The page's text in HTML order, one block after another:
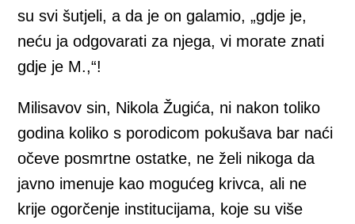
su svi šutjeli, a da je on galamio, „gdje je,
neću ja odgovarati za njega, vi morate znati
gdje je M.,“!
Milisavov sin, Nikola Žugića, ni nakon toliko
godina koliko s porodicom pokušava bar naći
očeve posmrtne ostatke, ne želi nikoga da
javno imenuje kao mogućeg krivca, ali ne
krije ogorčenje institucijama, koje su više